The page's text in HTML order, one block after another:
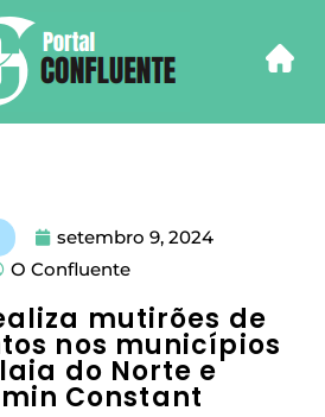
setembro 9, 2024
O Confluente
mutirões de
nos municípios
do Norte e
Constant